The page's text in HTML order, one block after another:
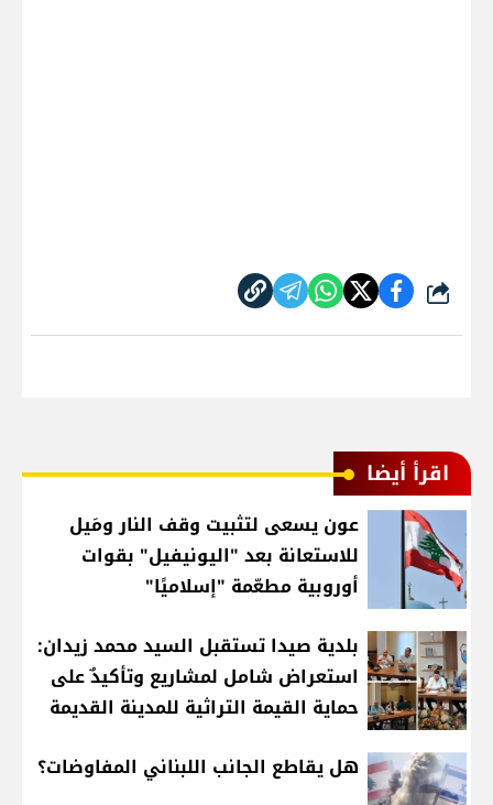
شارك
اقرأ أيضا
عون يسعى لتثبيت وقف النار ومَيل
للاستعانة بعد "اليونيفيل" بقوات
أوروبية مطعّمة "إسلاميًا"
بلدية صيدا تستقبل السيد محمد زيدان:
استعراض شامل لمشاريع وتأكيدٌ على
حماية القيمة التراثية للمدينة القديمة
هل يقاطع الجانب اللبناني المفاوضات؟